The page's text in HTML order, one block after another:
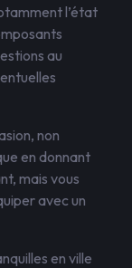
l’état
au
non
en donnant
mais vous
avec un
en ville